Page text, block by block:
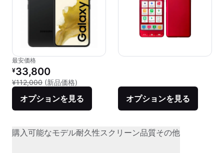
最安価格
リファービッシュ品の価格：
¥33,800
¥112,000 (新品価格)
オプションを見る オプションを見る
購入可能なモデル耐久性スクリーン品質その他